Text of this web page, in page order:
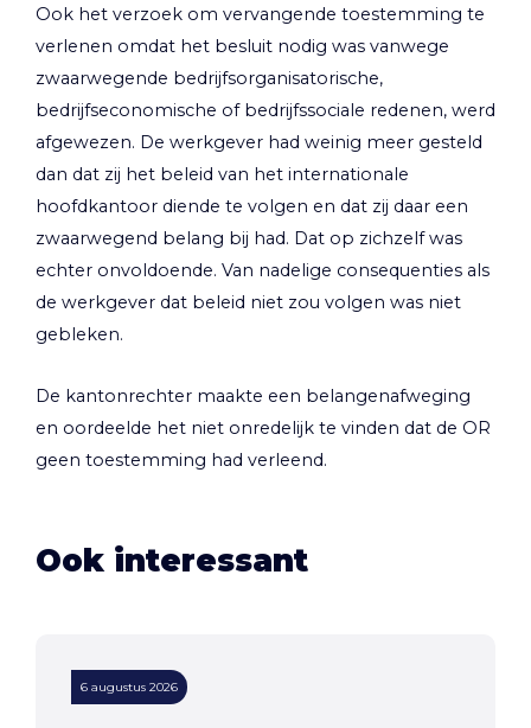
Ook het verzoek om vervangende toestemming te
verlenen omdat het besluit nodig was vanwege
zwaarwegende bedrijfsorganisatorische,
bedrijfseconomische of bedrijfssociale redenen, werd
afgewezen. De werkgever had weinig meer gesteld
dan dat zij het beleid van het internationale
hoofdkantoor diende te volgen en dat zij daar een
zwaarwegend belang bij had. Dat op zichzelf was
echter onvoldoende. Van nadelige consequenties als
de werkgever dat beleid niet zou volgen was niet
gebleken.
De kantonrechter maakte een belangenafweging
en oordeelde het niet onredelijk te vinden dat de OR
geen toestemming had verleend.
Ook interessant
6 augustus 2026